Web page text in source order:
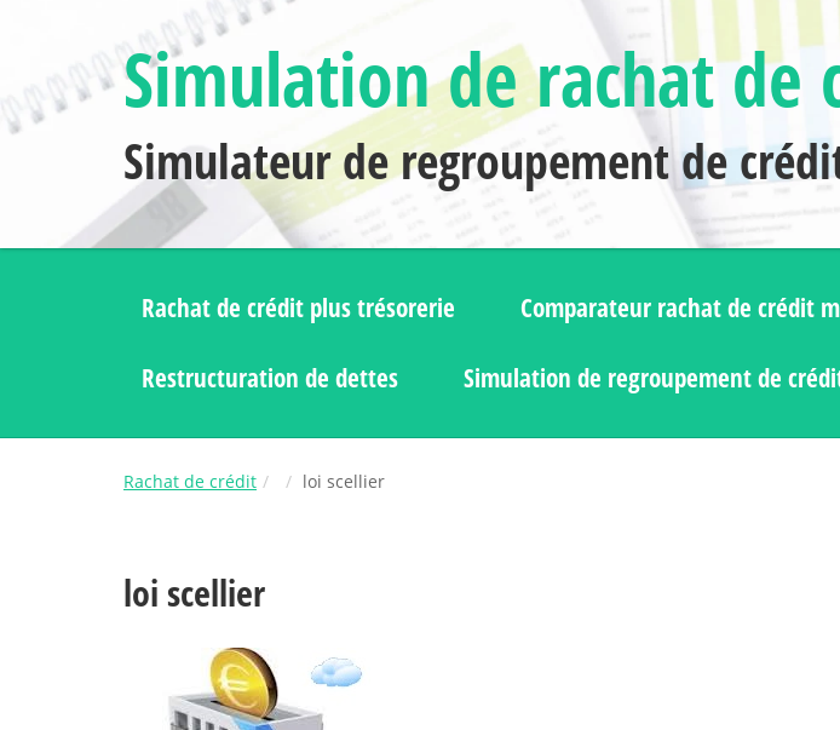
Simulation de rachat de
Simulateur de regroupement de
Rachat de crédit plus trésorerie Comparateur rachat de crédit
Restructuration de dettes Simulation de regroupement de
Rachat de crédit loi scellier
loi scellier